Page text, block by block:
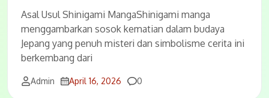
Asal Usul Shinigami MangaShinigami manga
menggambarkan sosok kematian dalam budaya
Jepang yang penuh misteri dan simbolisme cerita ini
berkembang dari
Admin April 16, 2026 Comments
0